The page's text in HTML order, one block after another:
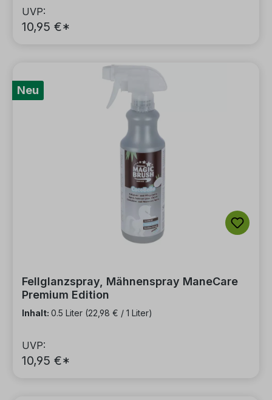
UVP:
10,95 €*
Neu
Fellglanzspray, Mähnenspray ManeCare
Premium Edition
Inhalt: 0.5 Liter (22,98 € / 1 Liter)
UVP:
10,95 €*